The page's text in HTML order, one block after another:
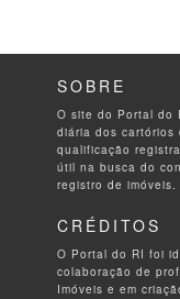
SOBRE
O site do Portal do
diária dos cartórios
qualificação
útil na busca do
registro de imóveis.
CRÉDITOS
O Portal do RI foi
colaboração de
Imóveis e em